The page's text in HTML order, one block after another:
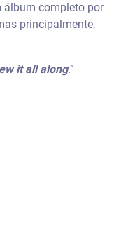
álbum completo por
principalmente,
it all along.”